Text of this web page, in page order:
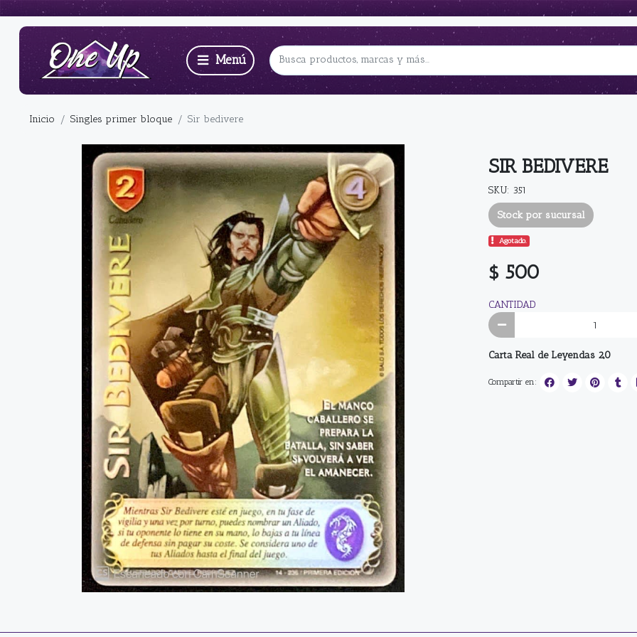
Inicio Singles primer bloque Sir bedivere
SIR BEDIVERE
SKU: 351
Stock por sucursal
Agotado.
$ 500
CANTIDAD
Carta Real de Leyendas 2,0
Compartir en: